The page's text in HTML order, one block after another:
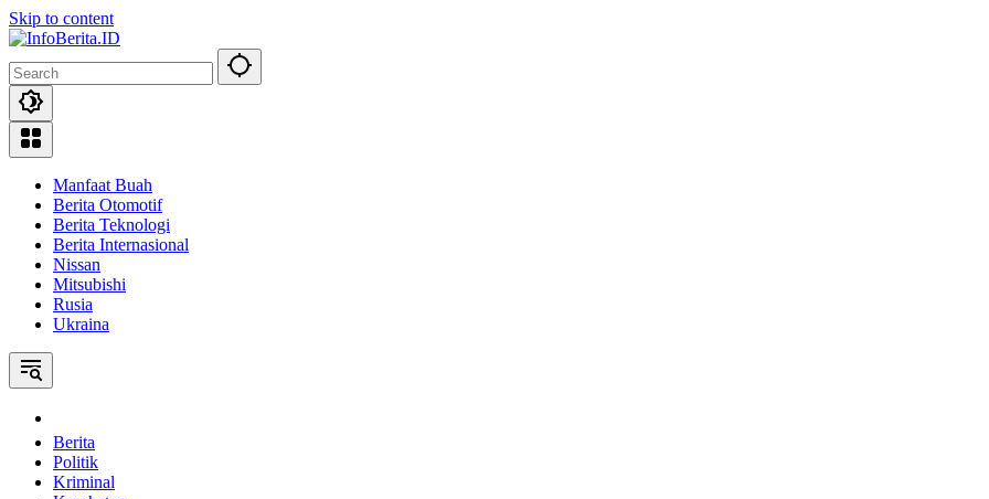
Skip to content
Manfaat Buah
Berita Otomotif
Berita Teknologi
Berita Internasional
Nissan
Mitsubishi
Rusia
Ukraina
Berita
Politik
Kriminal